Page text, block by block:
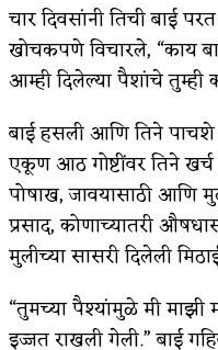
अपूर्ण कथा
बुडीच
चार दिवसांनी तिची बाई
खोचकपणे विचारले, “काय
आम्ही दिलेल्या पैशांचे
बाई हसली आणि तिने
एकूण आठ गोष्टींवर तिने
पोषाख, जावयासाठी आणि
प्रसाद, कोणाच्यातरी
मुलीच्या सासरी दिलेली
“तुमच्या पैश्यांमुळे मी
इज्जत राखली गेली.” बाई